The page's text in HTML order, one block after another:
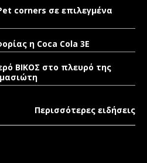
corners σε επιλεγμένα
η Coca Cola 3E
ΒΙΚΟΣ στο πλευρό της
Περισσότερες ειδήσεις